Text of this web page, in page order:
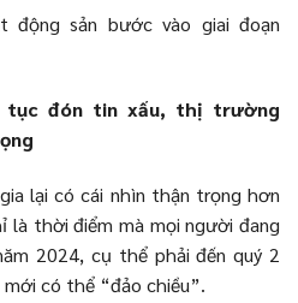
tục đón tin xấu, thị trường
lại có cái nhìn thận trọng hơn
là thời điểm mà mọi người đang
2024, cụ thể phải đến quý 2
có thể “đảo chiều”.